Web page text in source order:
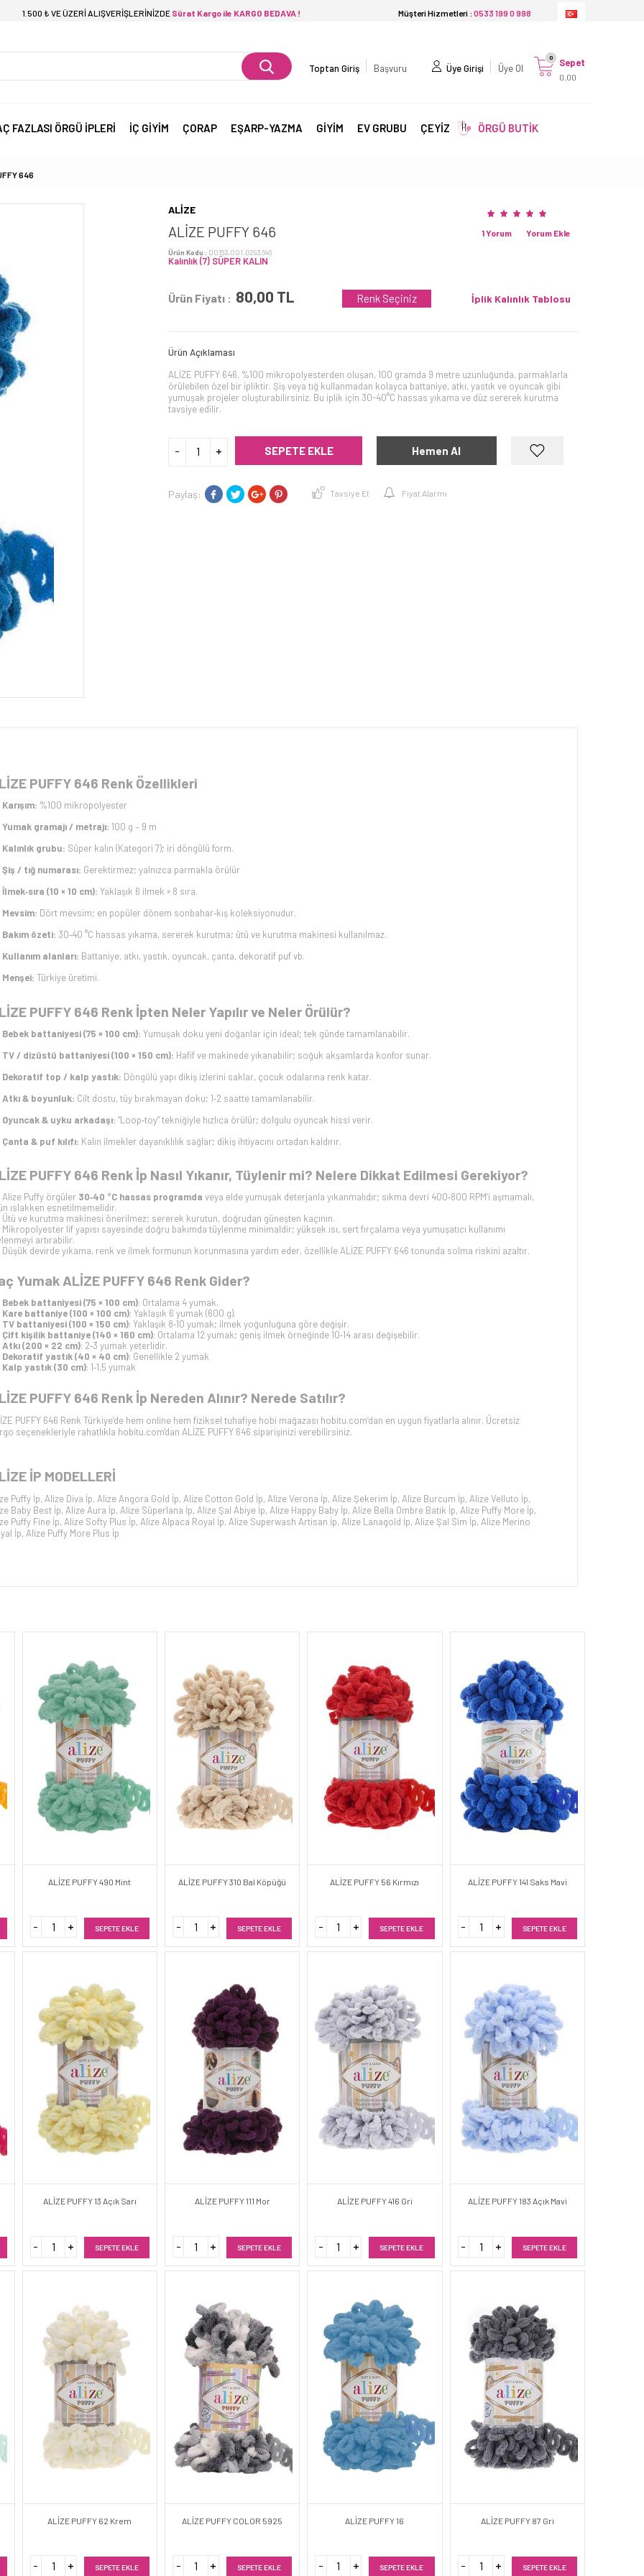
1.500 ₺ VE ÜZERİ ALIŞVERİŞLERİNİZDE Sürat Kargo ile KARGO BEDAVA ! Müşteri Hizmetleri : 0533 199 0 998
Başvuru
Toptan Giriş Üye Girişi Üye Ol Sepet
0,00
0
FAZLASI ÖRGÜ İPLERİ İÇ GİYİM ÇORAP EŞARP-YAZMA GİYİM EV GRUBU ÇEYİZ ÖRGÜ BUTİK
646
ALİZE
ALİZE PUFFY 646
Ürün Kodu : 00153.001.0293.646
Kalınlık (7) SÜPER KALIN
Yorum Ekle
1 Yorum
Ürün Fiyatı : 80,00 TL İplik Kalınlık Tablosu
Renk Seçiniz
Ürün Açıklaması
ALİZE PUFFY 646, %100 mikropolyesterden oluşan, 100 gramda 9 metre uzunluğunda, parmaklarla
örülebilen özel bir ipliktir. Şiş veya tığ kullanmadan kolayca battaniye, atkı, yastık ve oyuncak gibi
yumuşak projeler oluşturabilirsiniz. Bu iplik için 30-40°C hassas yıkama ve düz sererek kurutma
tavsiye edilir.
SEPETE EKLE Hemen Al
Paylaş: Tavsiye Et Fiyat Alarmı
PUFFY 646 Renk Özellikleri
Karışım: %100 mikropolyester
Yumak gramajı / metrajı: 100 g – 9 m
Kalınlık grubu: Süper kalın (Kategori 7); iri döngülü form.
Şiş / tığ numarası: Gerektirmez; yalnızca parmakla örülür
İlmek‑sıra (10 × 10 cm): Yaklaşık 6 ilmek × 8 sıra.
Mevsim: Dört mevsim; en popüler dönem sonbahar‑kış koleksiyonudur.
Bakım özeti: 30‑40 °C hassas yıkama, sererek kurutma; ütü ve kurutma makinesi kullanılmaz.
Kullanım alanları: Battaniye, atkı, yastık, oyuncak, çanta, dekoratif puf vb.
Menşei: Türkiye üretimi.
PUFFY 646 Renk İpten Neler Yapılır ve Neler Örülür?
Bebek battaniyesi (75 × 100 cm): Yumuşak doku yeni doğanlar için ideal; tek günde tamamlanabilir.
TV / dizüstü battaniyesi (100 × 150 cm): Hafif ve makinede yıkanabilir; soğuk akşamlarda konfor sunar.
Dekoratif top / kalp yastık: Döngülü yapı dikiş izlerini saklar, çocuk odalarına renk katar.
Atkı & boyunluk: Cilt dostu, tüy bırakmayan doku; 1‑2 saatte tamamlanabilir.
Oyuncak & uyku arkadaşı: “Loop‑toy” tekniğiyle hızlıca örülür; dolgulu oyuncak hissi verir.
Çanta & puf kılıfı: Kalın ilmekler dayanıklılık sağlar; dikiş ihtiyacını ortadan kaldırır.
PUFFY 646 Renk İp Nasıl Yıkanır, Tüylenir mi? Nelere Dikkat Edilmesi Gerekiyor?
Alize Puffy örgüler 30‑40 °C hassas programda veya elde yumuşak deterjanla yıkanmalıdır; sıkma devri 400‑800 RPM’i aşmamalı,
ıslakken esnetilmemelidir.
Ütü ve kurutma makinesi önerilmez; sererek kurutun, doğrudan güneşten kaçının.
Mikropolyester lif yapısı sayesinde doğru bakımda tüylenme minimaldir; yüksek ısı, sert fırçalama veya yumuşatıcı kullanımı
artırabilir.
Düşük devirde yıkama, renk ve ilmek formunun korunmasına yardım eder, özellikle ALİZE PUFFY 646 tonunda solma riskini azaltır.
Yumak ALİZE PUFFY 646 Renk Gider?
Bebek battaniyesi (75 × 100 cm): Ortalama 4 yumak.
Kare battaniye (100 × 100 cm): Yaklaşık 6 yumak (600 g).
TV battaniyesi (100 × 150 cm): Yaklaşık 8‑10 yumak; ilmek yoğunluğuna göre değişir.
Çift kişilik battaniye (140 × 160 cm): Ortalama 12 yumak; geniş ilmek örneğinde 10‑14 arası değişebilir.
Atkı (200 × 22 cm): 2‑3 yumak yeterlidir.
Dekoratif yastık (40 × 40 cm): Genellikle 2 yumak
Kalp yastık (30 cm): 1‑1,5 yumak
PUFFY 646 Renk İp Nereden Alınır? Nerede Satılır?
PUFFY 646 Renk Türkiye’de hem online hem fiziksel tuhafiye hobi mağazası hobitu.com’dan en uygun fiyatlarla alınır. Ücretsiz
seçenekleriyle rahatlıkla hobitu.com'dan ALİZE PUFFY 646 siparişinizi verebilirsiniz.
İP MODELLERİ
Puffy İp, Alize Diva İp, Alize Angora Gold İp, Alize Cotton Gold İp, Alize Verona İp, Alize Şekerim İp, Alize Burcum İp, Alize Velluto İp,
Baby Best İp, Alize Aura İp, Alize Süperlana İp, Alize Şal Abiye İp, Alize Happy Baby İp, Alize Bella Ombre Batik İp, Alize Puffy More İp,
Puffy Fine İp, Alize Softy Plus İp, Alize Alpaca Royal İp, Alize Superwash Artisan İp, Alize Lanagold İp, Alize Şal Sim İp, Alize Merino
İp, Alize Puffy More Plus İp
ALİZE PUFFY 490 Mint
SEPETE EKLE
ALİZE PUFFY 310 Bal Köpüğü
SEPETE EKLE
ALİZE PUFFY 56 Kırmızı
SEPETE EKLE
ALİZE PUFFY 141 Saks Mavi
SEPETE EKLE
ALİZE PUFFY 13 Açık Sarı
SEPETE EKLE
ALİZE PUFFY 111 Mor
SEPETE EKLE
ALİZE PUFFY 416 Gri
SEPETE EKLE
ALİZE PUFFY 183 Açık Mavi
SEPETE EKLE
ALİZE PUFFY 62 Krem
SEPETE EKLE
ALİZE PUFFY COLOR 5925
SEPETE EKLE
ALİZE PUFFY 16
SEPETE EKLE
ALİZE PUFFY 87 Gri
SEPETE EKLE